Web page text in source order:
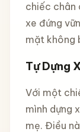
chiếc chân
xe đứng
mặt không
Tự Dựng
Với một
mình dựng
mẹ. Điều